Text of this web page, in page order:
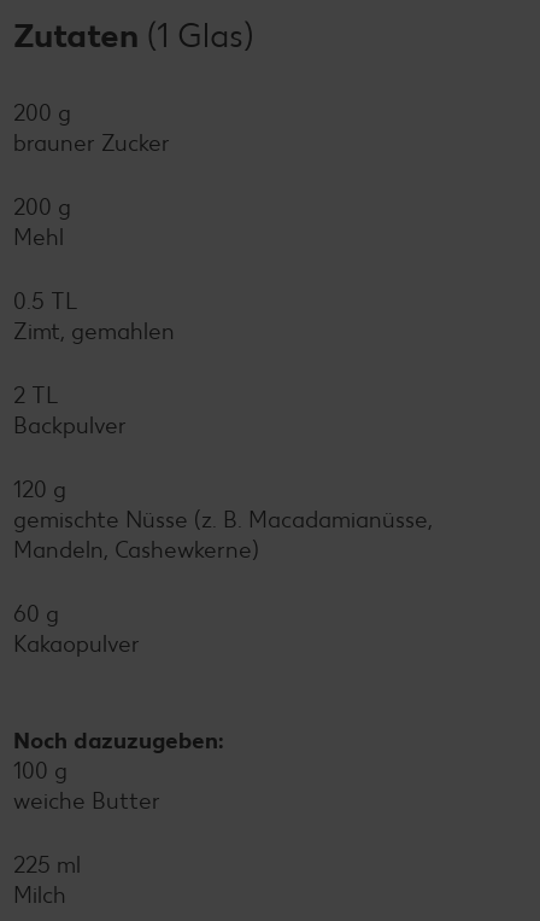
Zutaten (1 Glas)
200 g
brauner Zucker
200 g
Mehl
0.5 TL
Zimt, gemahlen
2 TL
Backpulver
120 g
gemischte Nüsse (z. B. Macadamianüsse,
Mandeln, Cashewkerne)
60 g
Kakaopulver
Noch dazuzugeben:
100 g
weiche Butter
225 ml
Milch